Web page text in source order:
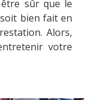
sûr que le
bien fait en
Alors,
votre